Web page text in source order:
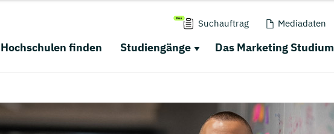
Suchauftrag Mediadaten
Hochschulen finden Studiengänge Das Marketing Studium